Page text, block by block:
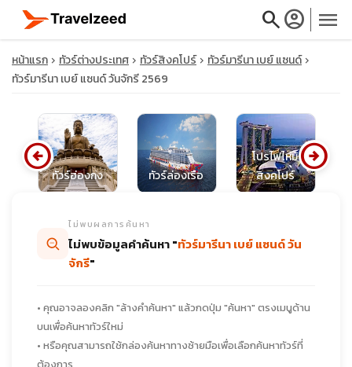
searchaccount_circle menu
close
travel_explore
หน้าแรก ทัวร์ต่างประเทศ ทัวร์สิงคโปร์
ทัวร์มารีนา เบย์ แซนด์
ทัวร์มารีนา เบย์ แซนด์ วันจักรี 2569
ทัวร์ฮ่องกง ทัวร์ล่องเรือ
โปรไฟไหม้
สิงคโปร์
arrow_circle_left arrow_circle_right
ไม่พบผลการค้นหา
ไม่พบข้อมูลคำค้นหา "ทัวร์มารีนา เบย์ แซนด์ วัน
จักรี"
• คุณอาจลองคลิก "ล้างคำค้นหา" แล้วกดปุ่ม "ค้นหา" ตรงเมนูด้าน
บนเพื่อค้นหาทัวร์ใหม่
• หรือคุณสามารถใช้กล่องค้นหาทางซ้ายมือเพื่อเลือกค้นหาทัวร์ที่